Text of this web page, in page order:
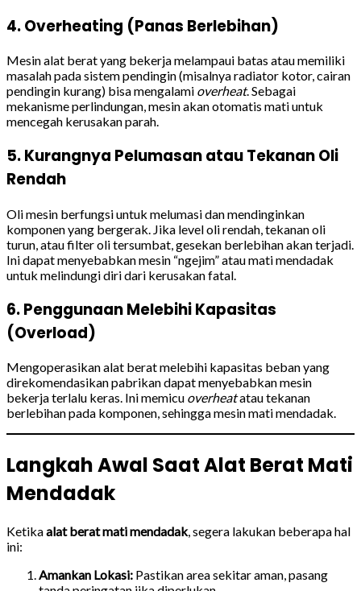
4. Overheating (Panas Berlebihan)
Mesin alat berat yang bekerja melampaui batas atau memiliki
masalah pada sistem pendingin (misalnya radiator kotor, cairan
pendingin kurang) bisa mengalami overheat. Sebagai
mekanisme perlindungan, mesin akan otomatis mati untuk
mencegah kerusakan parah.
5. Kurangnya Pelumasan atau Tekanan Oli
Rendah
Oli mesin berfungsi untuk melumasi dan mendinginkan
komponen yang bergerak. Jika level oli rendah, tekanan oli
turun, atau filter oli tersumbat, gesekan berlebihan akan terjadi.
Ini dapat menyebabkan mesin “ngejim” atau mati mendadak
untuk melindungi diri dari kerusakan fatal.
6. Penggunaan Melebihi Kapasitas
(Overload)
Mengoperasikan alat berat melebihi kapasitas beban yang
direkomendasikan pabrikan dapat menyebabkan mesin
bekerja terlalu keras. Ini memicu overheatatau tekanan
berlebihan pada komponen, sehingga mesin mati mendadak.
Langkah Awal Saat Alat Berat Mati
Mendadak
Ketikaalat berat mati mendadak, segera lakukan beberapa hal
ini:
Amankan Lokasi: Pastikan area sekitar aman, pasang